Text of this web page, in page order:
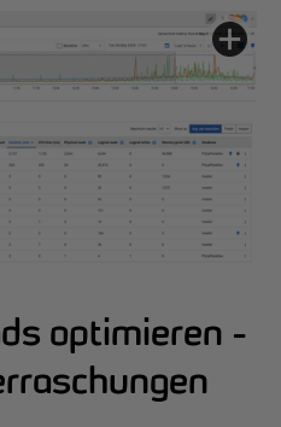
optimieren -